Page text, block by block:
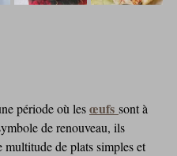
période où les œufs sont à
de renouveau, ils
multitude de plats simples et